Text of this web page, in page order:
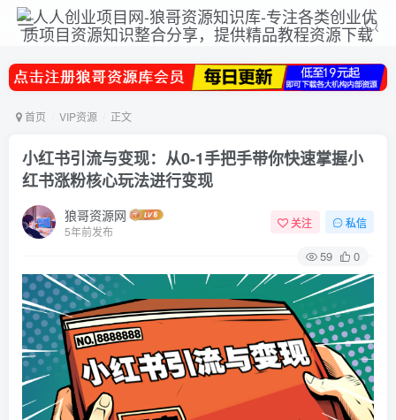
首页 VIP资源 正文
小红书引流与变现：从0-1手把手带你快速掌握小
红书涨粉核心玩法进行变现
狼哥资源网
5年前发布
关注 私信
59 0